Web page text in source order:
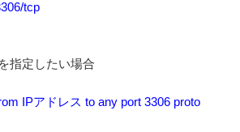
tcp
指定したい場合
IPアドレス to any port 3306 proto